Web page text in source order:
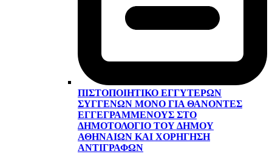
ΠΙΣΤΟΠΟΙΗΤΙΚΌ ΕΓΓΥΤΈΡΩΝ
ΣΥΓΓΕΝΏΝ ΜΌΝΟ ΓΙΑ ΘΑΝΌΝΤΕΣ
ΕΓΓΕΓΡΑΜΜΈΝΟΥΣ ΣΤΟ
ΔΗΜΟΤΟΛΌΓΙΟ ΤΟΥ ΔΉΜΟΥ
ΑΘΗΝΑΊΩΝ ΚΑΙ ΧΟΡΉΓΗΣΗ
ΑΝΤΙΓΡΆΦΩΝ